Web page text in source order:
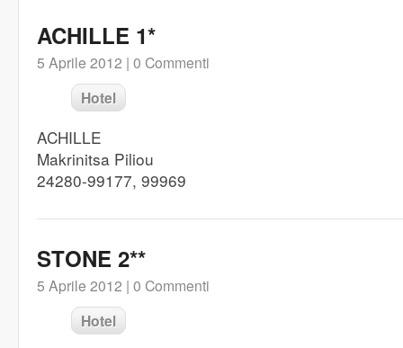
ACHILLE 1*
5 Aprile 2012 | 0 Commenti
Hotel
ACHILLE
Makrinitsa Piliou
24280-99177, 99969
STONE 2**
5 Aprile 2012 | 0 Commenti
Hotel